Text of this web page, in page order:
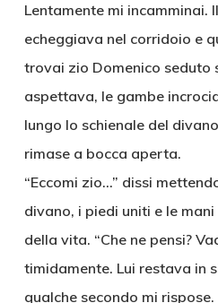
Lentamente mi incamminai.
echeggiava nel corridoio e
trovai zio Domenico seduto
aspettava, le gambe
lungo lo schienale del
rimase a bocca aperta.
“Eccomi zio…” dissi
divano, i piedi uniti e le
della vita. “Che ne pensi?
timidamente. Lui restava in
qualche secondo mi rispose.